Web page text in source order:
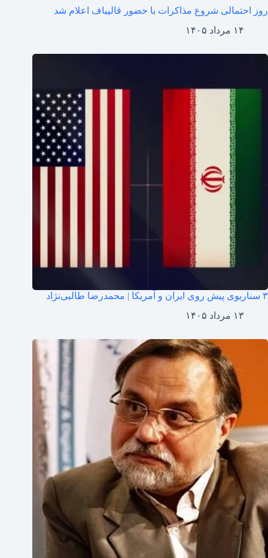
روز احتمالی شروع مذاکرات با حضور قالیباف اعلام شد
۱۴ مرداد ۱۴۰۵
۳ سناریوی پیش روی ایران و آمریکا | محمدرضا طالبی‌نژاد
۱۳ مرداد ۱۴۰۵